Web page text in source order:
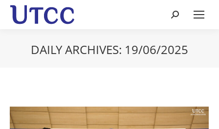
Search:
DAILY ARCHIVES: 19/06/2025